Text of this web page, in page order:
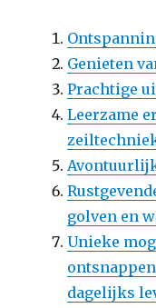
Genieten
Prachtige
Leerzame
golven en
Unieke
dagelijks